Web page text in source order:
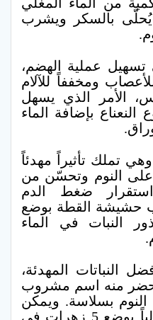
يُحلّى بالسكر ويشرب
تسهيل عملية الهضم،
ومخففاً للآلام
الأمر الذي يسهل
النعناع بإضافة الماء
تملك تأثيراً مهدئاً
النوم وتحسّن من
ضغط الدم
حشيشة القطة بوضع
النبات في الماء
النباتات المهدئة،
منه اسم مشروب
بسلاسة. ويمكن
إعداد منقوع البابونج منزلياً بوضع 5 زهرات في